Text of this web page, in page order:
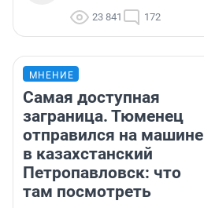
23 841 172
МНЕНИЕ
Самая доступная
заграница. Тюменец
отправился на машине
в казахстанский
Петропавловск: что
там посмотреть